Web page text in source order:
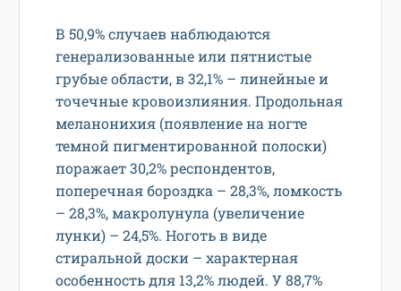
В 50,9% случаев наблюдаются
генерализованные или пятнистые
грубые области, в 32,1% – линейные и
точечные кровоизлияния. Продольная
меланонихия (появление на ногте
темной пигментированной полоски)
поражает 30,2% респондентов,
поперечная бороздка – 28,3%, ломкость
– 28,3%, макролунула (увеличение
лунки) – 24,5%. Ноготь в виде
стиральной доски – характерная
особенность для 13,2% людей. У 88,7%